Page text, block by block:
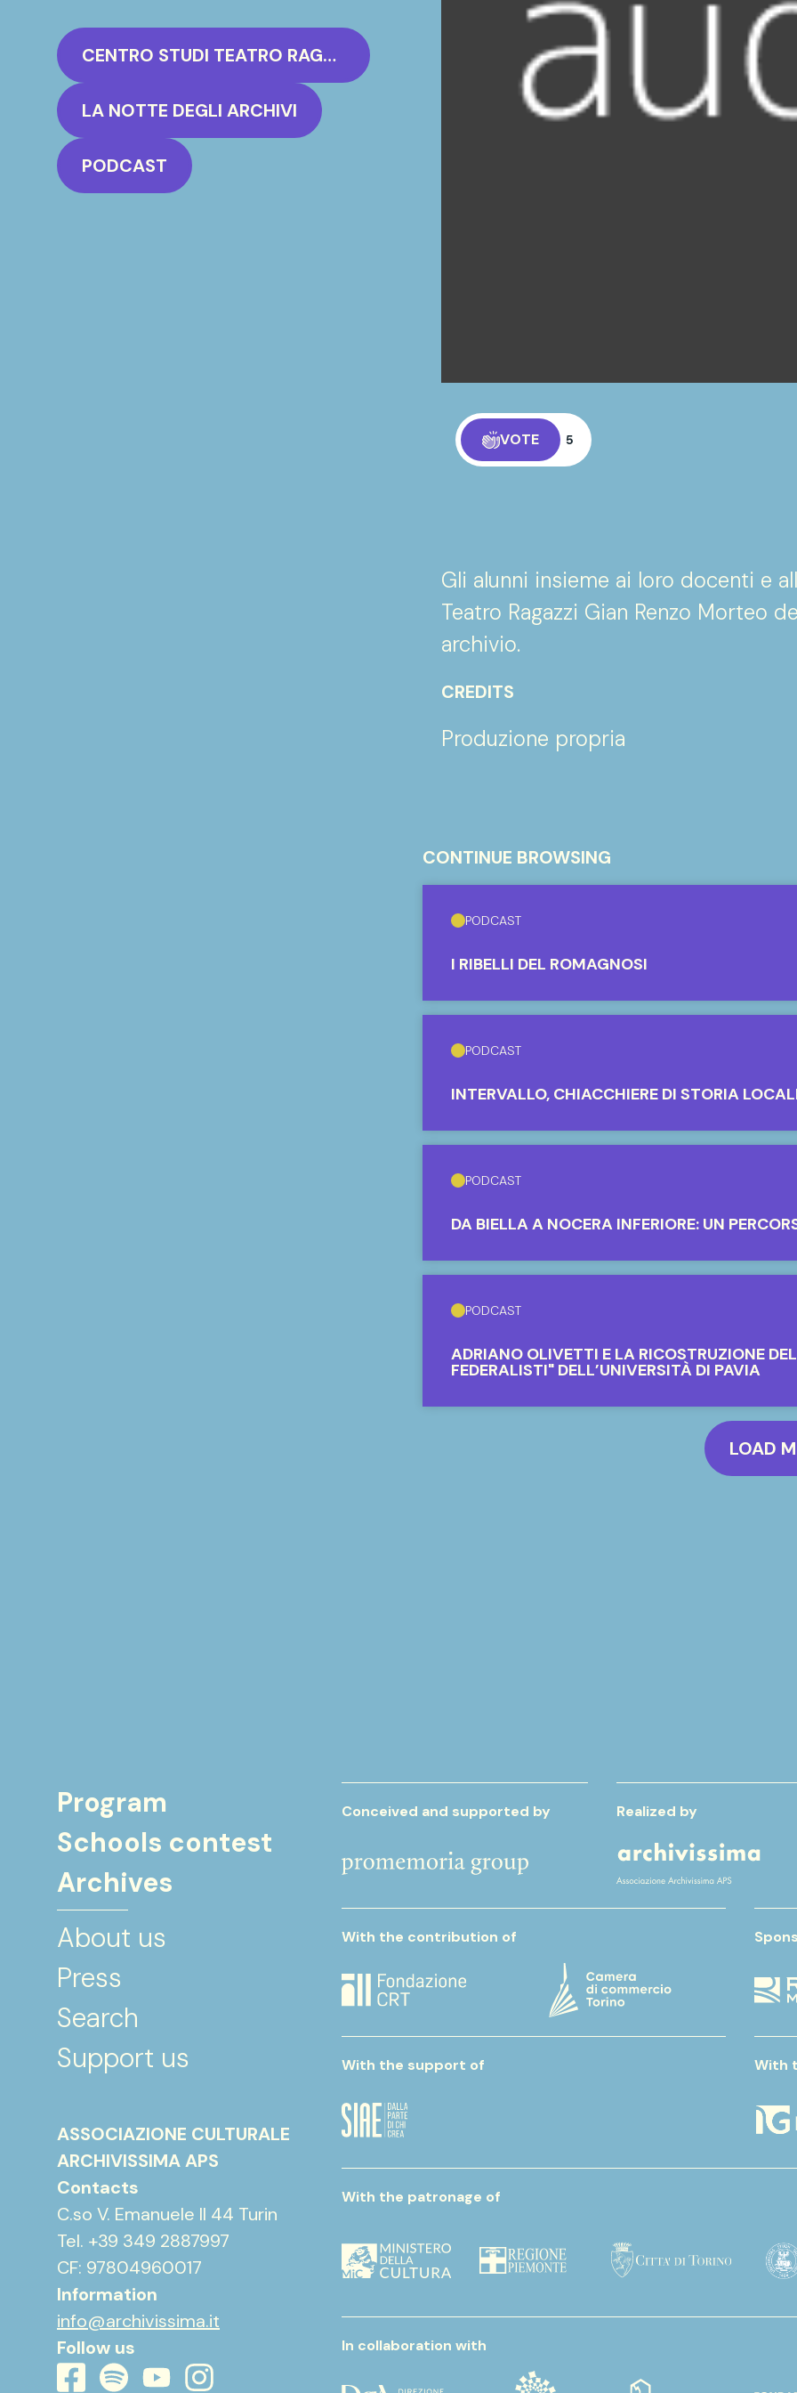
CENTRO STUDI TEATRO RAGAZZI GIAN RENZO MORTEO
LA NOTTE DEGLI ARCHIVI
PODCAST
VOTE 5
Gli alunni insieme ai loro docenti e
Teatro Ragazzi Gian Renzo Morteo
archivio.
CREDITS
Produzione propria
CONTINUE BROWSING
PODCAST
I RIBELLI DEL ROMAGNOSI
PODCAST
INTERVALLO, CHIACCHIERE DI STORIA
PODCAST
DA BIELLA A NOCERA INFERIORE: UN
PODCAST
ADRIANO OLIVETTI E LA RICOSTRUZIONE
FEDERALISTI" DELL’UNIVERSITÀ DI PAVIA
LOAD
Program
Schools contest
Archives
About us
Press
Search
Support us
ASSOCIAZIONE CULTURALE
ARCHIVISSIMA APS
Contacts
C.so V. Emanuele II 44 Turin
Tel. +39 349 2887997
CF: 97804960017
Information
info@archivissima.it
Follow us
Conceived and supported by Realized by
With the contribution of
With the support of With
With the patronage of
In collaboration with